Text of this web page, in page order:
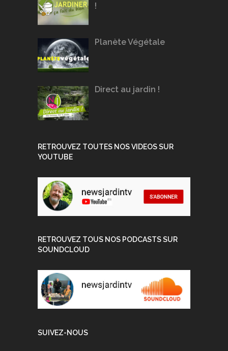
!
Planète Végétale
Direct au jardin !
RETROUVEZ TOUTES NOS VIDEOS SUR
YOUTUBE
RETROUVEZ TOUS NOS PODCASTS SUR
SOUNDCLOUD
SUIVEZ-NOUS